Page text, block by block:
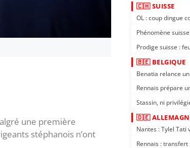
une première
stéphanois n’ont
🇨🇭 SUISSE
OL : coup dingue
Phénomène
Prodige suisse :
🇧🇪 BELGIQUE
Benatia relance un
Rennais prépare
Stassin, ni
🇩🇪
Nantes : Tylel Tati
Rennais :